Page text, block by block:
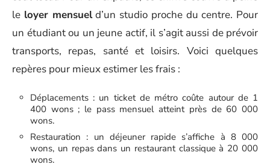
le loyer mensueld’un studio proche du centre. Pour
un étudiant ou un jeune actif, il s’agit aussi de prévoir
transports, repas, santé et loisirs. Voici quelques
repères pour mieux estimer les frais :
Déplacements : un ticket de métro coûte autour de 1
400 wons ; le pass mensuel atteint près de 60 000
wons.
Restauration : un déjeuner rapide s’affiche à 8 000
wons, un repas dans un restaurant classique à 20 000
wons.